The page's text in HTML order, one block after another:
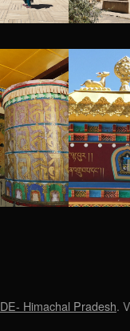
Himachal Pradesh.